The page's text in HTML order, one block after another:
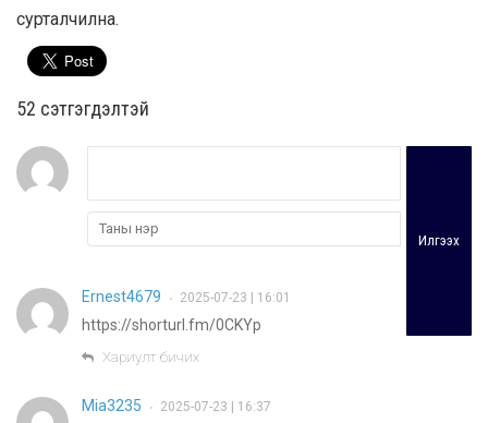
сурталчилна.
52 cэтгэгдэлтэй
Илгээх
Ernest4679 • 2025-07-23 | 16:01
https://shorturl.fm/0CKYp
Хариулт бичих
Mia3235 • 2025-07-23 | 16:37